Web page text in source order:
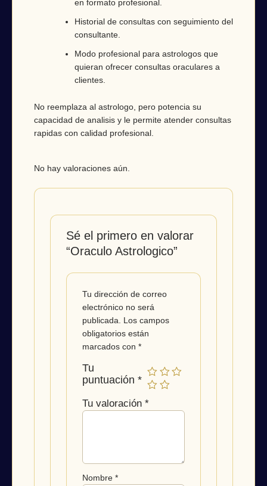
en formato profesional.
Historial de consultas con seguimiento del
consultante.
Modo profesional para astrologos que
quieran ofrecer consultas oraculares a
clientes.
No reemplaza al astrologo, pero potencia su
capacidad de analisis y le permite atender consultas
rapidas con calidad profesional.
No hay valoraciones aún.
Sé el primero en valorar
“Oraculo Astrologico”
Tu dirección de correo
electrónico no será
publicada.
Los campos
obligatorios están
marcados con *
Tu
puntuación *
Tu valoración *
Nombre *